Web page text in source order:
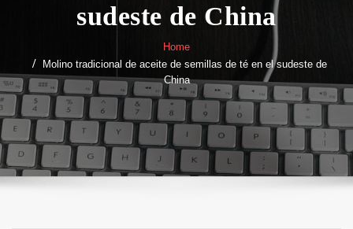
sudeste de China
Home
Molino tradicional de aceite de semillas de té en el sudeste de
China